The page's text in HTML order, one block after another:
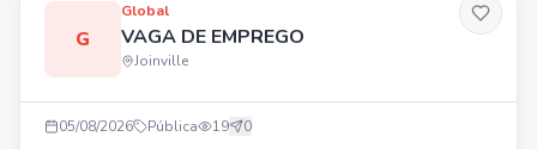
G
Global
VAGA DE EMPREGO
Joinville
05/08/2026 Pública 19 0